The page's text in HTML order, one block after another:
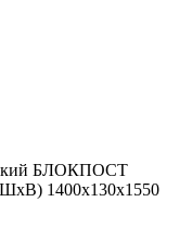
БЛОКПОСТ
1400х130х1550